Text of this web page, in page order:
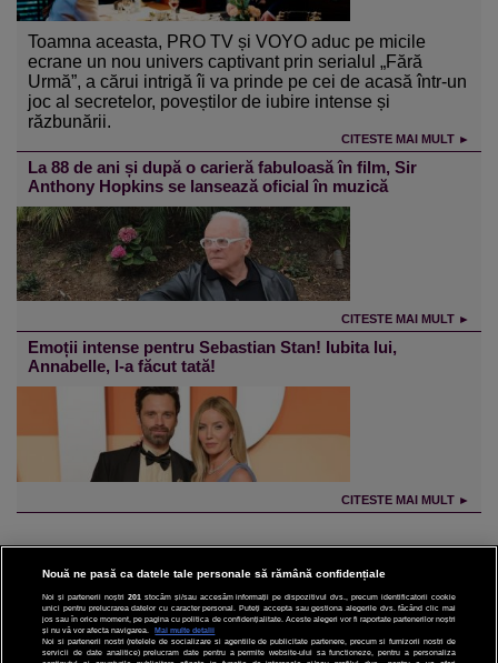
Toamna aceasta, PRO TV și VOYO aduc pe micile
ecrane un nou univers captivant prin serialul „Fără
Urmă”, a cărui intrigă îi va prinde pe cei de acasă într-un
joc al secretelor, poveștilor de iubire intense și
răzbunării.
CITESTE MAI MULT ►
La 88 de ani și după o carieră fabuloasă în film, Sir
Anthony Hopkins se lansează oficial în muzică
CITESTE MAI MULT ►
Emoții intense pentru Sebastian Stan! Iubita lui,
Annabelle, l-a făcut tată!
CITESTE MAI MULT ►
CINEMA
Nouă ne pasă ca datele tale personale să rămână confidențiale
Noi și partenerii noștri 201 stocăm și/sau accesăm informații pe dispozitivul dvs., precum identificatorii cookie
unici pentru prelucrarea datelor cu caracter personal. Puteți accepta sau gestiona alegerile dvs. făcând clic mai
jos sau în orice moment, pe pagina cu politica de confidențialitate. Aceste alegeri vor fi raportate partenerilor noștri
și nu vă vor afecta navigarea.
Mai multe detalii
Noi si partenerii nostri (retelele de socializare si agentiile de publicitate partenere, precum si furnizorii nostri de
servicii de date analitice) prelucram date pentru a permite website-ului sa functioneze, pentru a personaliza